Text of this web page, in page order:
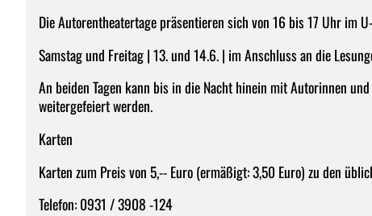
Die Autorentheatertage präsentieren sich von 16 bis 17 Uhr im
Samstag und Freitag | 13. und 14.6. | im Anschluss an die
An beiden Tagen kann bis in die Nacht hinein mit Autorinnen
weitergefeiert werden.
Karten
Karten zum Preis von 5,-- Euro (ermäßigt: 3,50 Euro) zu den
Telefon: 0931 / 3908 -124